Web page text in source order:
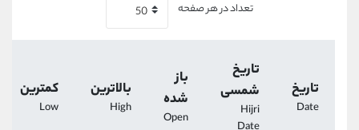
تعداد در هر صفحه
تاریخ
Date
تاریخ
شمسی
Hijri
باز
شده
Open
بالاترین
High
کمترین
Low